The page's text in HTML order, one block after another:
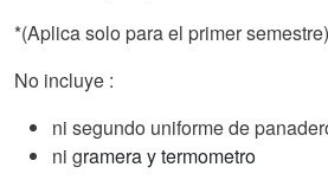
*(Aplica solo para el primer semestre)
No incluye :
ni segundo uniforme de
ni gramera y termometro